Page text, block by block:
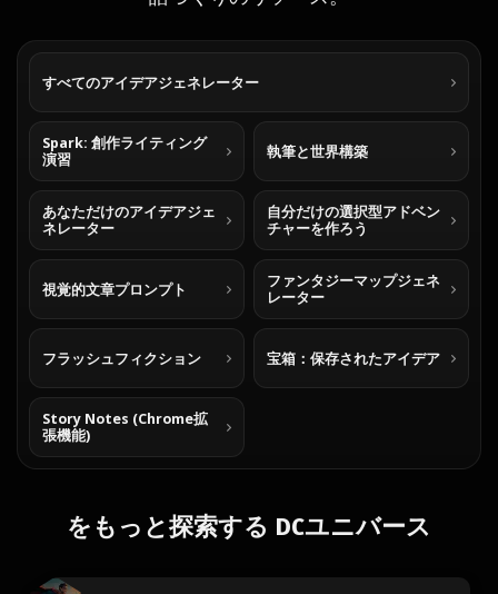
すべてのアイデアジェネレーター
Spark: 創作ライティング
演習
執筆と世界構築
あなただけのアイデアジェ
ネレーター
自分だけの選択型アドベン
チャーを作ろう
視覚的文章プロンプト
ファンタジーマップジェネ
レーター
フラッシュフィクション 宝箱：保存されたアイデア
Story Notes (Chrome拡
張機能)
をもっと探索する DCユニバース